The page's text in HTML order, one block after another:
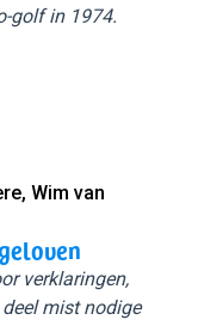
golf in 1974.
Wim van
verklaringen,
mist nodige